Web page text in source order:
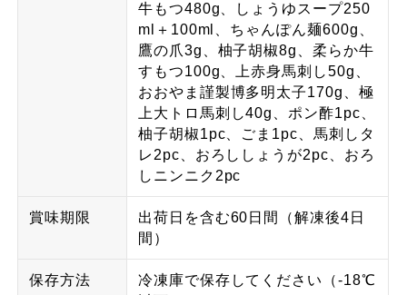
牛もつ480g、しょうゆスープ250
ml＋100ml、ちゃんぽん麺600g、
鷹の爪3g、柚子胡椒8g、柔らか牛
すもつ100g、上赤身馬刺し50g、
おおやま謹製博多明太子170g、極
上大トロ馬刺し40g、ポン酢1pc、
柚子胡椒1pc、ごま1pc、馬刺しタ
レ2pc、おろししょうが2pc、おろ
しニンニク2pc
賞味期限
出荷日を含む60日間（解凍後4日
間）
保存方法
冷凍庫で保存してください（-18℃